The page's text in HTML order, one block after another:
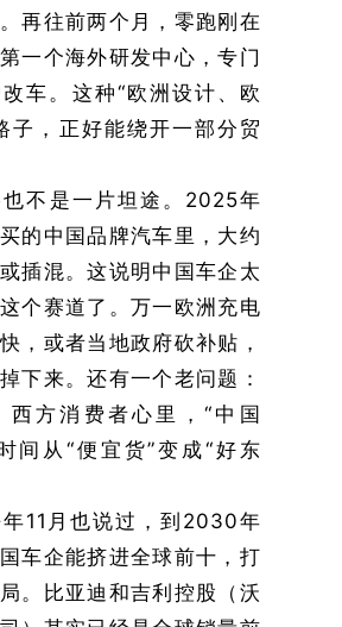
再往前两个月，零跑刚在
一个海外研发中心，专门
车。这种“欧洲设计、欧
子，正好能绕开一部分贸
不是一片坦途。2025年
的中国品牌汽车里，大约
插混。这说明中国车企太
个赛道了。万一欧洲充电
，或者当地政府砍补贴，
下来。还有一个老问题：
西方消费者心里，“中国
间从“便宜货”变成“好东
11月也说过，到2030年
车企能挤进全球前十，打
。比亚迪和吉利控股（沃